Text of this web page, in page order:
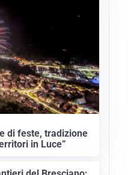
di feste, tradizione
in Luce”